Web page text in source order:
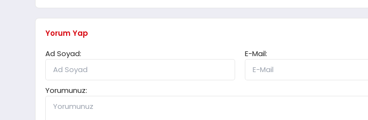
Yorum Yap
Ad Soyad:
E-Mail:
Yorumunuz: